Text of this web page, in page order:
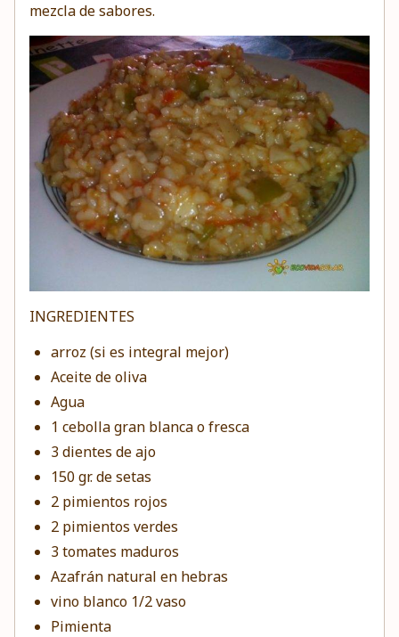
mezcla de sabores.
INGREDIENTES
arroz (si es integral mejor)
Aceite de oliva
Agua
1 cebollagran blanca o fresca
3 dientes deajo
150 gr. de setas
2 pimientos rojos
2 pimientos verdes
3tomates maduros
Azafrán natural en hebras
vino blanco 1/2 vaso
Pimienta